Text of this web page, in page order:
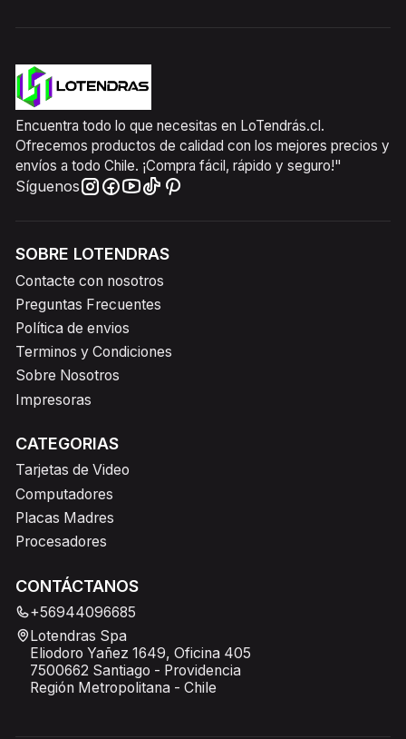
Encuentra todo lo que necesitas en LoTendrás.cl.
Ofrecemos productos de calidad con los mejores precios y
envíos a todo Chile. ¡Compra fácil, rápido y seguro!"
Síguenos
SOBRE LOTENDRAS
Contacte con nosotros
Preguntas Frecuentes
Política de envios
Terminos y Condiciones
Sobre Nosotros
Impresoras
CATEGORIAS
Tarjetas de Video
Computadores
Placas Madres
Procesadores
CONTÁCTANOS
+56944096685
Lotendras Spa
Eliodoro Yañez 1649, Oficina 405
7500662 Santiago - Providencia
Región Metropolitana - Chile